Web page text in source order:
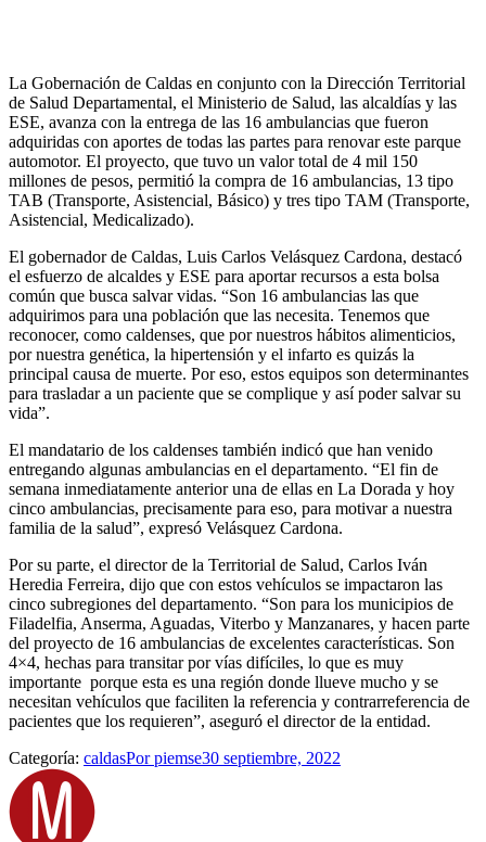
La Gobernación de Caldas en conjunto con la Dirección Territorial
de Salud Departamental, el Ministerio de Salud, las alcaldías y las
ESE, avanza con la entrega de las 16 ambulancias que fueron
adquiridas con aportes de todas las partes para renovar este parque
automotor. El proyecto, que tuvo un valor total de 4 mil 150
millones de pesos, permitió la compra de 16 ambulancias, 13 tipo
TAB (Transporte, Asistencial, Básico) y tres tipo TAM (Transporte,
Asistencial, Medicalizado).
El gobernador de Caldas, Luis Carlos Velásquez Cardona, destacó
el esfuerzo de alcaldes y ESE para aportar recursos a esta bolsa
común que busca salvar vidas. “Son 16 ambulancias las que
adquirimos para una población que las necesita. Tenemos que
reconocer, como caldenses, que por nuestros hábitos alimenticios,
por nuestra genética, la hipertensión y el infarto es quizás la
principal causa de muerte. Por eso, estos equipos son determinantes
para trasladar a un paciente que se complique y así poder salvar su
vida”.
El mandatario de los caldenses también indicó que han venido
entregando algunas ambulancias en el departamento. “El fin de
semana inmediatamente anterior una de ellas en La Dorada y hoy
cinco ambulancias, precisamente para eso, para motivar a nuestra
familia de la salud”, expresó Velásquez Cardona.
Por su parte, el director de la Territorial de Salud, Carlos Iván
Heredia Ferreira, dijo que con estos vehículos se impactaron las
cinco subregiones del departamento. “Son para los municipios de
Filadelfia, Anserma, Aguadas, Viterbo y Manzanares, y hacen parte
del proyecto de 16 ambulancias de excelentes características. Son
4×4, hechas para transitar por vías difíciles, lo que es muy
importante porque esta es una región donde llueve mucho y se
necesitan vehículos que faciliten la referencia y contrarreferencia de
pacientes que los requieren”, aseguró el director de la entidad.
Categoría: caldasPorpiemse30 septiembre, 2022